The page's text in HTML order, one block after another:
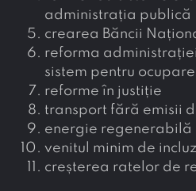
administrația publică
crearea Băncii
reforma
sistem pentru
reforme în justiție
transport fără emisii
energie regenerabilă
venitul minim de
creșterea ratelor de